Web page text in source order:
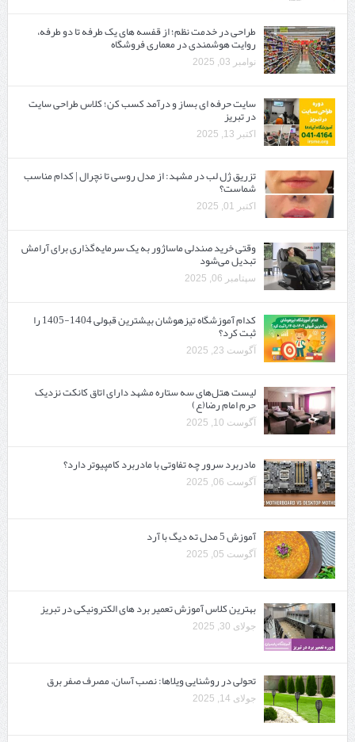
طراحی در خدمت نظم؛ از قفسه ‌های یک‌ طرفه تا دو طرفه،
روایت هوشمندی در معماری فروشگاه
نوامبر 03, 2025
سایت حرفه ‌ای بساز و درآمد کسب کن؛ کلاس طراحی سایت
در تبریز
اکتبر 13, 2025
تزریق ژل لب در مشهد: از مدل روسی تا نچرال | کدام مناسب
شماست؟
اکتبر 01, 2025
وقتی خرید صندلی ماساژور به یک سرمایه‌گذاری برای آرامش
تبدیل می‌شود
سپتامبر 06, 2025
کدام آموزشگاه تیزهوشان بیشترین قبولی 1404-1405 را
ثبت کرد؟
آگوست 23, 2025
لیست هتل‌های سه ستاره مشهد دارای اتاق کانکت نزدیک
حرم امام رضا(ع)
آگوست 10, 2025
مادربرد سرور چه تفاوتی با مادربرد کامپیوتر دارد؟
آگوست 06, 2025
آموزش 5 مدل ته دیگ با آرد
آگوست 05, 2025
بهترین کلاس آموزش تعمیر برد های الکترونیکی در تبریز
جولای 30, 2025
تحولی در روشنایی ویلاها: نصب آسان، مصرف صفر برق
جولای 14, 2025